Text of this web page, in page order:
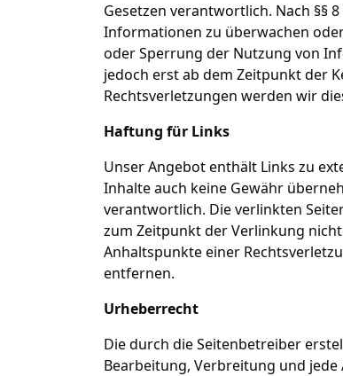
Gesetzen verantwortlich. Nach §§
Informationen zu überwachen
oder Sperrung der Nutzung von
jedoch erst ab dem Zeitpunkt der
Rechtsverletzungen werden wir
Haftung für Links
Unser Angebot enthält Links zu
Inhalte auch keine Gewähr
verantwortlich. Die verlinkten
zum Zeitpunkt der Verlinkung
Anhaltspunkte einer
entfernen.
Urheberrecht
Die durch die Seitenbetreiber
Bearbeitung, Verbreitung und